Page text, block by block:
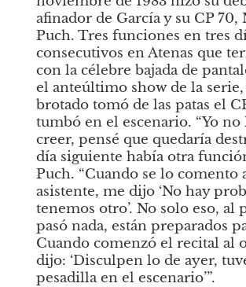
afinador de García y su CP 70,
Puch. Tres funciones en tres
consecutivos en Atenas que
con la célebre bajada de
el anteúltimo show de la
brotado tomó de las patas el
tumbó en el escenario. “Yo
creer, pensé que quedaría
día siguiente había otra
Puch. “Cuando se lo comento
asistente, me dijo ‘No hay
tenemos otro’. No solo eso, al
pasó nada, están preparados
Cuando comenzó el recital al
dijo: ‘Disculpen lo de ayer,
pesadilla en el escenario’”.